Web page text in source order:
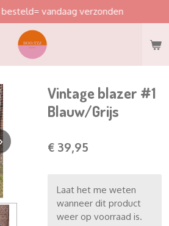
besteld= vandaag verzonden
Vintage blazer #1
Blauw/Grijs
€ 39,95
Laat het me weten
wanneer dit product
weer op voorraad is.